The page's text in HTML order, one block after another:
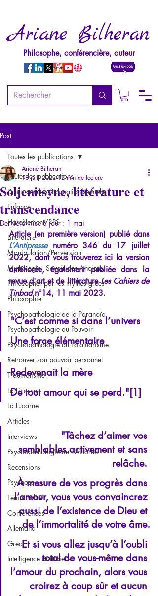
Ariane Bilheran
Philosophe, conférencière, auteur
Post
Toutes les publications
Droits sexuels/Education sexuelle
Enfance
Harcèlement/RPS
Littérature
Manipulation/Perversion
Mythologie - Savoir des Anciens
Philosopher par les mythes grecs
Philosophie
Psychopathologie de la Paranoïa
Psychopathologie du Pouvoir
Psychopathologie du Totalitarisme
Retrouver son pouvoir personnel
Traumatisme
La Licorne
La Lucarne
Articles
Interviews
Psychopathologie de l'Autorité
Recensions
Psychose
Temporalité
Conférences
Allemand
Grec
Intelligence artificielle
Toutes les publications
Soljenitsyne, littérature et
transcendance
Ariane Bilheran
18 juil. 2022 12 min de lecture
Dernière mise à jour : 1 mai
Article (en première version) publié dans
L’Antipresse numéro 346 du 17 juillet
2022, dont vous trouverez ici la version
améliorée, également publiée dans la
revue d'art et de littérature Les Cahiers de
Tinbad n°14, 11 mai 2023.
"C’est comme si dans l’univers
Une force élémentaire
Redevenait la mère
De tout amour qui se perd."[1]
"Tâchez d’aimer vos
semblables activement et sans
relâche.
À mesure de vos progrès dans
l’amour, vous vous convaincrez
aussi de l’existence de Dieu et
de l’immortalité de votre âme.
Et si vous allez jusqu’à l’oubli
total de vous-même dans
l’amour du prochain, alors vous
croirez à coup sûr et aucun